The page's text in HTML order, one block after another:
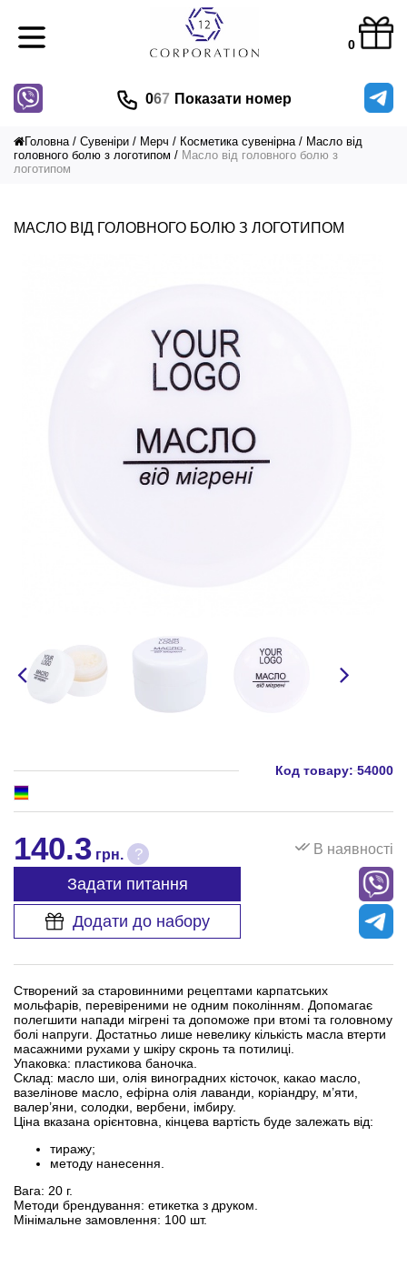
0
067 Показати номер
Головна Сувеніри Мерч Косметика сувенірна
Масло від
головного болю з логотипом
Масло від головного болю з
логотипом
МАСЛО ВІД ГОЛОВНОГО БОЛЮ З ЛОГОТИПОМ
Код товару: 54000
140.3 грн. ? В наявності
Задати питання
Додати до набору
Створений за старовинними рецептами карпатських
мольфарів, перевіреними не одним поколінням. Допомагає
полегшити напади мігрені та допоможе при втомі та головному
болі напруги. Достатньо лише невелику кількість масла втерти
масажними рухами у шкіру скронь та потилиці.
Упаковка: пластикова баночка.
Склад: масло ши, олія виноградних кісточок, какао масло,
вазелінове масло, ефірна олія лаванди, коріандру, м’яти,
валер’яни, солодки, вербени, імбиру.
Ціна вказана орієнтовна, кінцева вартість буде залежать від:
тиражу;
методу нанесення.
Вага: 20 г.
Методи брендування: етикетка з друком.
Мінімальне замовлення: 100 шт.